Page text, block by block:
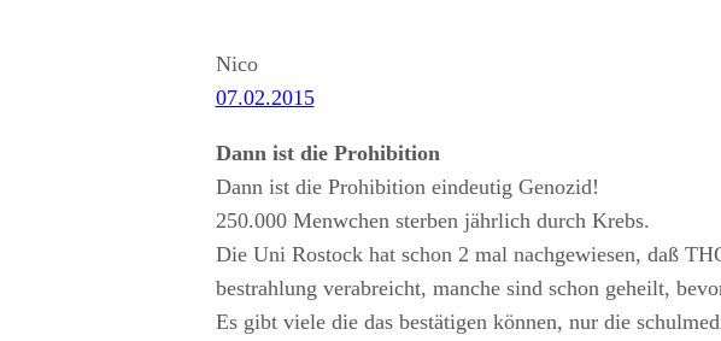
Nico
07.02.2015
Dann ist die Prohibition
Dann ist die Prohibition eindeutig Genozid!
250.000 Menwchen sterben jährlich durch Krebs.
Die Uni Rostock hat schon 2 mal nachgewiesen, daß
bestrahlung verabreicht, manche sind schon geheilt,
Es gibt viele die das bestätigen können, nur die